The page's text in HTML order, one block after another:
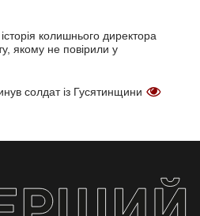
колишнього директора
якому не повірили у
солдат із Гусятинщини